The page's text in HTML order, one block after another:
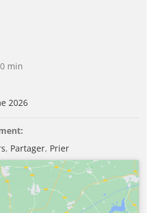
min
2026
, Partager, Prier